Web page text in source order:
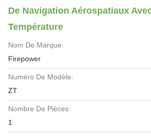
De Navigation Aérospatiaux
Température
Nom De Marque:
Firepower
Numéro De Modèle:
ZT
Nombre De Pièces:
1